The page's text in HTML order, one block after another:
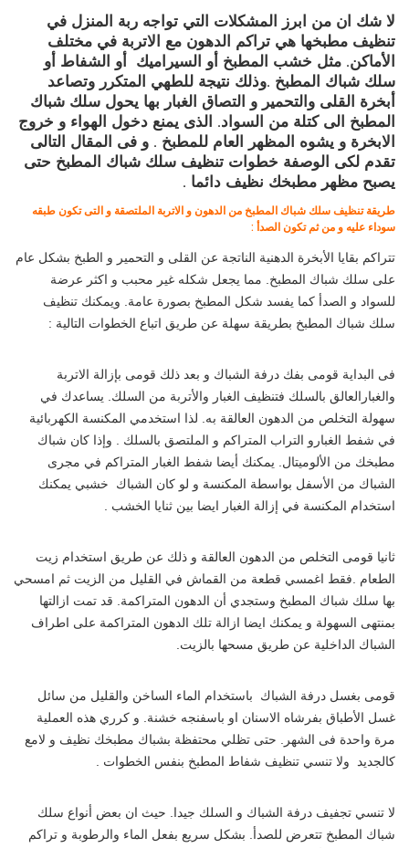
لا شك ان من ابرز المشكلات التي تواجه ربة المنزل في
تنظيف مطبخها هي تراكم الدهون مع الاتربة في مختلف
الأماكن. مثل خشب المطبخ أو السيراميك أو الشفاط أو
سلك شباك المطبخ .وذلك نتيجة للطهي المتكرر وتصاعد
أبخرة القلى والتحمير و التصاق الغبار بها يحول سلك شباك
المطبخ الى كتلة من السواد. الذى يمنع دخول الهواء و خروج
الابخرة و يشوه المظهر العام للمطبخ . و فى المقال التالى
تقدم لكى الوصفة خطوات تنظيف سلك شباك المطبخ حتى
يصبح مظهر مطبخك نظيف دائما .
طريقة تنظيف سلك شباك المطبخ من الدهون و الاتربة الملتصقة و التى تكون طبقه
سوداء عليه و من ثم تكون الصدأ :
تتراكم بقايا الأبخرة الدهنية الناتجة عن القلى و التحمير و الطبخ بشكل عام
على سلك شباك المطبخ. مما يجعل شكله غير محبب و اكثر عرضة
للسواد و الصدأ كما يفسد شكل المطبخ بصورة عامة. ويمكنك تنظيف
سلك شباك المطبخ بطريقة سهلة عن طريق اتباع الخطوات التالية :
فى البداية قومى بفك درفة الشباك و بعد ذلك قومى بإزالة الاتربة
والغبارالعالق بالسلك فتنظيف الغبار والأتربة من السلك. يساعدك في
سهولة التخلص من الدهون العالقة به. لذا استخدمي المكنسة الكهربائية
في شفط الغبارو التراب المتراكم و الملتصق بالسلك . وإذا كان شباك
مطبخك من الألوميتال. يمكنك أيضا شفط الغبار المتراكم في مجرى
الشباك من الأسفل بواسطة المكنسة و لو كان الشباك خشبي يمكنك
استخدام المكنسة في إزالة الغبار ايضا بين ثنايا الخشب .
ثانيا قومى التخلص من الدهون العالقة و ذلك عن طريق استخدام زيت
الطعام .فقط اغمسي قطعة من القماش في القليل من الزيت ثم امسحي
بها سلك شباك المطبخ وستجدي أن الدهون المتراكمة. قد تمت ازالتها
بمنتهى السهولة و يمكنك ايضا ازالة تلك الدهون المتراكمة على اطراف
الشباك الداخلية عن طريق مسحها بالزيت.
قومى بغسل درفة الشباك باستخدام الماء الساخن والقليل من سائل
غسل الأطباق بفرشاه الاسنان او باسفنجه خشنة. و كرري هذه العملية
مرة واحدة فى الشهر. حتى تظلي محتفظة بشباك مطبخك نظيف و لامع
كالجديد ولا تنسي تنظيف شفاط المطبخ بنفس الخطوات .
لا تنسي تجفيف درفة الشباك و السلك جيدا. حيث ان بعض أنواع سلك
شباك المطبخ تتعرض للصدأ. بشكل سريع بفعل الماء والرطوبة و تراكم